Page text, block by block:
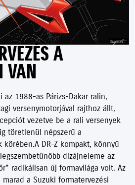
A
VAN
1988-as Párizs-Dakar ralin,
versenymotorjával rajthoz állt,
vezetve be a rali versenyek
töretlenül népszerű a
DR-Z kompakt, könnyű
dizájneleme az
radikálisan új formavilága volt. Az
marad a Suzuki formatervezési